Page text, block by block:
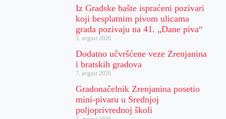
Iz Gradske bašte ispraćeni pozivari
koji besplatnim pivom ulicama
grada pozivaju na 41. „Dane piva“
5. avgust 2026.
Dodatno učvršćene veze Zrenjanina
i bratskih gradova
7. avgust 2026.
Gradonačelnik Zrenjanina posetio
mini-pivaru u Srednjoj
poljoprivrednoj školi